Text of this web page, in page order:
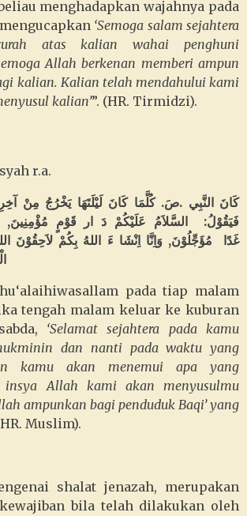
menghadapkan wajahnya pada
‘Semoga salam sejahtera
atas kalian wahai penghuni
Allah berkenan memberi ampun
kalian. Kalian telah mendahului kami
kalian’”. (HR. Tirmidzi).
r.a.
فَيَقُوْلُ: السَّلاَمُ عَلَيْكُمْ دَ ار قَوْمٍ مُؤْمِنِينَ,
غَدًا
مُؤَجِّلُوْنَ, وَاِنَّا اِنْشَا ءَ اللهُ بِكُمْ لاَحِقُوْنَ
pada tiap malam
tengah malam keluar ke kuburan
‘Selamat sejahtera pada kamu
dan nanti pada waktu yang
kamu akan menemui apa yang
Allah kami akan menyusulmu
ampunkan bagi penduduk Baqi’ yang
Muslim).
shalat jenazah, merupakan
bila telah dilakukan oleh